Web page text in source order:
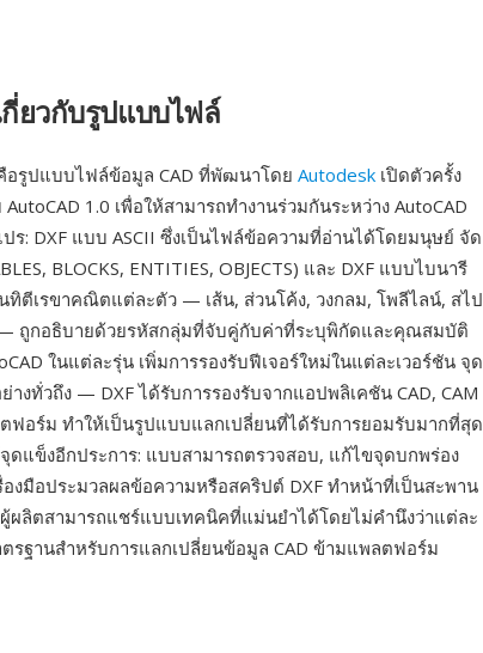
กี่ยวกับรูปแบบไฟล์
อรูปแบบไฟล์ข้อมูล CAD ที่พัฒนาโดย Autodesk เปิดตัวครั้ง
1.0 เพื่อให้สามารถทำงานร่วมกันระหว่าง AutoCAD
: DXF แบบ ASCII ซึ่งเป็นไฟล์ข้อความที่อ่านได้โดยมนุษย์ จัด
BLOCKS, ENTITIES, OBJECTS) และ DXF แบบไบนารี
นทิตีเรขาคณิตแต่ละตัว — เส้น, ส่วนโค้ง, วงกลม, โพลีไลน์, สไป
ถูกอธิบายด้วยรหัสกลุ่มที่จับคู่กับค่าที่ระบุพิกัดและคุณสมบัติ
ในแต่ละรุ่น เพิ่มการรองรับฟีเจอร์ใหม่ในแต่ละเวอร์ชัน จุด
างทั่วถึง — DXF ได้รับการรองรับจากแอปพลิเคชัน CAD, CAM
อร์ม ทำให้เป็นรูปแบบแลกเปลี่ยนที่ได้รับการยอมรับมากที่สุด
ดแข็งอีกประการ: แบบสามารถตรวจสอบ, แก้ไขจุดบกพร่อง
งมือประมวลผลข้อความหรือสคริปต์ DXF ทำหน้าที่เป็นสะพาน
ผลิตสามารถแชร์แบบเทคนิคที่แม่นยำได้โดยไม่คำนึงว่าแต่ละ
รฐานสำหรับการแลกเปลี่ยนข้อมูล CAD ข้ามแพลตฟอร์ม